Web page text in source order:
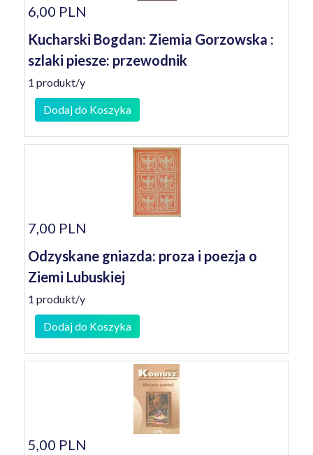
6,00 PLN
Kucharski Bogdan: Ziemia Gorzowska :
szlaki piesze: przewodnik
1 produkt/y
Dodaj do Koszyka
7,00 PLN
Odzyskane gniazda: proza i poezja o
Ziemi Lubuskiej
1 produkt/y
Dodaj do Koszyka
5,00 PLN